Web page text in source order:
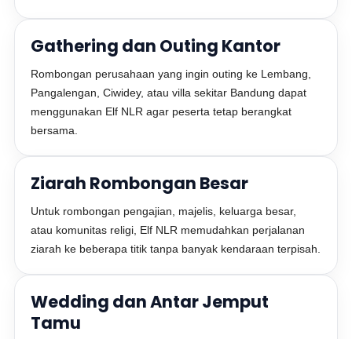
Gathering dan Outing Kantor
Rombongan perusahaan yang ingin outing ke Lembang,
Pangalengan, Ciwidey, atau villa sekitar Bandung dapat
menggunakan Elf NLR agar peserta tetap berangkat
bersama.
Ziarah Rombongan Besar
Untuk rombongan pengajian, majelis, keluarga besar,
atau komunitas religi, Elf NLR memudahkan perjalanan
ziarah ke beberapa titik tanpa banyak kendaraan terpisah.
Wedding dan Antar Jemput
Tamu